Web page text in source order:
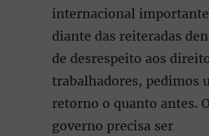
internacional
diante das reiteradas
de desrespeito aos
trabalhadores, pedimos
retorno o quanto antes.
governo precisa ser